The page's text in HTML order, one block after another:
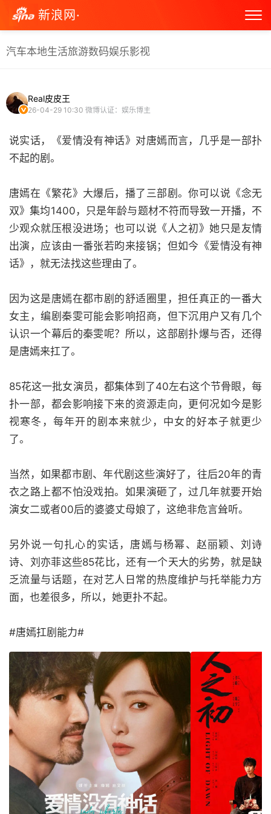
新浪网·
汽车本地生活旅游数码娱乐影视
Real皮皮王
26-04-29 10:30 微博认证：娱乐博主
说实话，《爱情没有神话》对唐嫣而言，几乎是一部扑
不起的剧。
唐嫣在《繁花》大爆后，播了三部剧。你可以说《念无
双》集均1400，只是年龄与题材不符而导致一开播，不
少观众就压根没进场；也可以说《人之初》她只是友情
出演，应该由一番张若昀来接锅；但如今《爱情没有神
话》，就无法找这些理由了。
因为这是唐嫣在都市剧的舒适圈里，担任真正的一番大
女主，编剧秦雯可能会影响招商，但下沉用户又有几个
认识一个幕后的秦雯呢？所以，这部剧扑爆与否，还得
是唐嫣来扛了。
85花这一批女演员，都集体到了40左右这个节骨眼，每
扑一部，都会影响接下来的资源走向，更何况如今是影
视寒冬，每年开的剧本来就少，中女的好本子就更少
了。
当然，如果都市剧、年代剧这些演好了，往后20年的青
衣之路上都不怕没戏拍。如果演砸了，过几年就要开始
演女二或者00后的婆婆丈母娘了，这绝非危言耸听。
另外说一句扎心的实话，唐嫣与杨幂、赵丽颖、刘诗
诗、刘亦菲这些85花比，还有一个天大的劣势，就是缺
乏流量与话题，在对艺人日常的热度维护与托举能力方
面，也差很多，所以，她更扑不起。
#唐嫣扛剧能力#